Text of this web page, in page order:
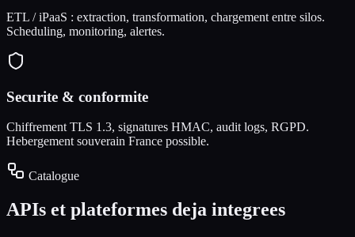
ETL / iPaaS : extraction, transformation, chargement entre silos.
Scheduling, monitoring, alertes.
Securite & conformite
Chiffrement TLS 1.3, signatures HMAC, audit logs, RGPD.
Hebergement souverain France possible.
Catalogue
APIs et plateformes deja integrees